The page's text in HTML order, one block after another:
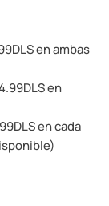
en ambas
en
en cada